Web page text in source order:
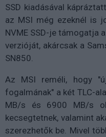
SSD kiadásával
az MSI még ezeknél is
NVME SSD-je támogatja
verzióját, akárcsak a
SN850.
Az MSI reméli, hogy
fogalmának" a két TLC-
MB/s és 6900 MB/s
kecsegtetnek, valamint
szerezhetők be. Mivel